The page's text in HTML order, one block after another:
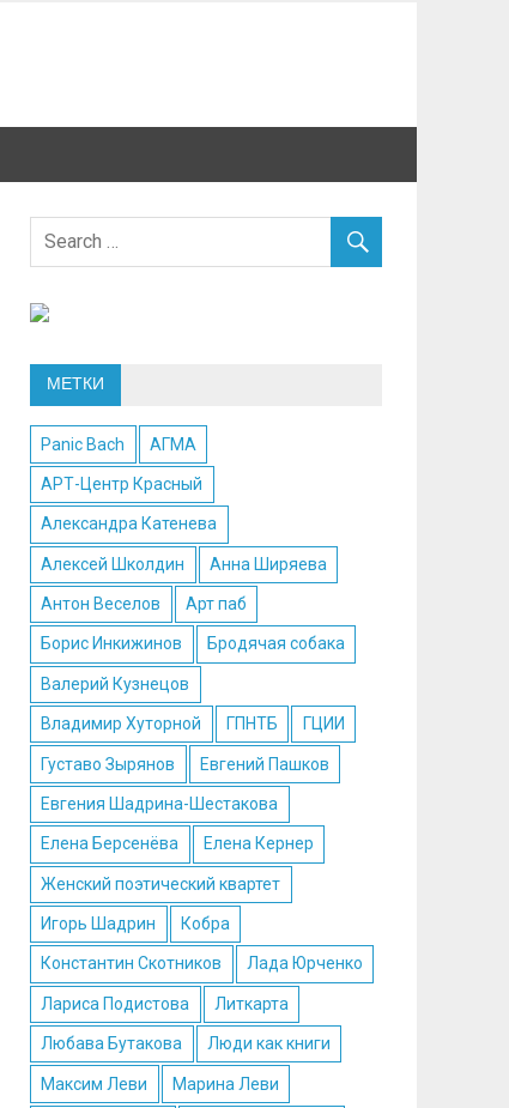
МЕТКИ
Panic Bach АГМА
АРТ-Центр Красный
Александра Катенева
Алексей Школдин Анна Ширяева
Антон Веселов Арт паб
Борис Инкижинов Бродячая собака
Валерий Кузнецов
Владимир Хуторной ГПНТБ ГЦИИ
Густаво Зырянов Евгений Пашков
Евгения Шадрина-Шестакова
Елена Берсенёва Елена Кернер
Женский поэтический квартет
Игорь Шадрин Кобра
Константин Скотников Лада Юрченко
Лариса Подистова Литкарта
Любава Бутакова Люди как книги
Максим Леви Марина Леви